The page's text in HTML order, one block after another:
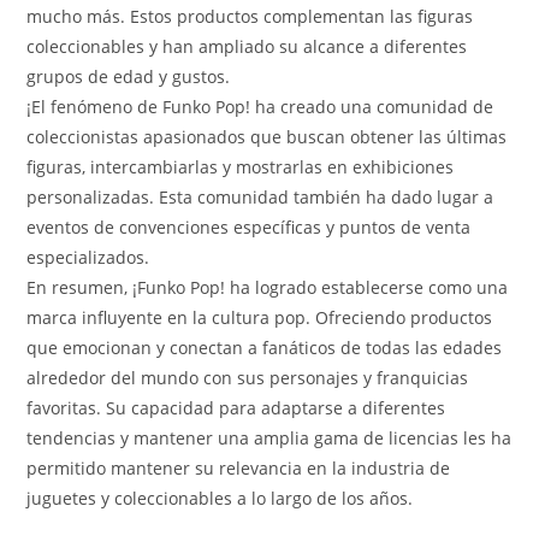
mucho más. Estos productos complementan las figuras
coleccionables y han ampliado su alcance a diferentes
grupos de edad y gustos.
¡El fenómeno de Funko Pop! ha creado una comunidad de
coleccionistas apasionados que buscan obtener las últimas
figuras, intercambiarlas y mostrarlas en exhibiciones
personalizadas. Esta comunidad también ha dado lugar a
eventos de convenciones específicas y puntos de venta
especializados.
En resumen, ¡Funko Pop! ha logrado establecerse como una
marca influyente en la cultura pop. Ofreciendo productos
que emocionan y conectan a fanáticos de todas las edades
alrededor del mundo con sus personajes y franquicias
favoritas. Su capacidad para adaptarse a diferentes
tendencias y mantener una amplia gama de licencias les ha
permitido mantener su relevancia en la industria de
juguetes y coleccionables a lo largo de los años.